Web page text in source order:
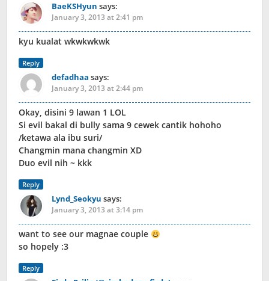
BaeKSHyun says:
January 3, 2013 at 2:41 pm
kyu kualat wkwkwkwk
Reply
defadhaa says:
January 3, 2013 at 2:44 pm
Okay, disini 9 lawan 1 LOL
Si evil bakal di bully sama 9 cewek cantik hohoho
/ketawa ala ibu suri/
Changmin mana changmin XD
Duo evil nih ~ kkk
Reply
Lynd_Seokyu says:
January 3, 2013 at 3:14 pm
want to see our magnae couple
so hopely :3
Reply